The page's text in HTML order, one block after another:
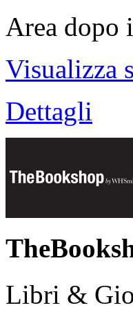
Area dopo
Visualizza
Dettagli
Libri &